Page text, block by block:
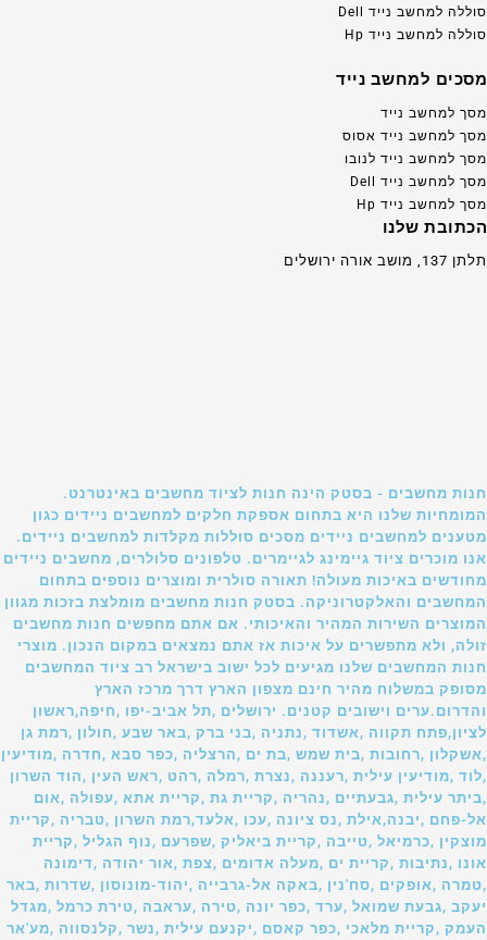
סוללה למחשב נייד Dell
סוללה למחשב נייד Hp
מסכים למחשב נייד
מסך למחשב נייד
מסך למחשב נייד אסוס
מסך למחשב נייד לנובו
מסך למחשב נייד Dell
מסך למחשב נייד Hp
הכתובת שלנו
תלתן 137, מושב אורה ירושלים
חנות מחשבים - בסטק הינה חנות לציוד מחשבים באינטרנט.
המומחיות שלנו היא בתחום אספקת חלקים למחשבים ניידים כגון
מטענים למחשבים ניידים מסכים סוללות מקלדות למחשבים ניידים.
אנו מוכרים ציוד גיימינג לגיימרים. טלפונים סלולרים, מחשבים ניידים
מחודשים באיכות מעולה! תאורה סולרית ומוצרים נוספים בתחום
המחשבים והאלקטרוניקה. בסטק חנות מחשבים מומלצת בזכות מגוון
המוצרים השירות המהיר והאיכותי. אם אתם מחפשים חנות מחשבים
זולה, ולא מתפשרים על איכות אז אתם נמצאים במקום הנכון. מוצרי
חנות המחשבים שלנו מגיעים לכל ישוב בישראל רב ציוד המחשבים
מסופק במשלוח מהיר חינם מצפון הארץ דרך מרכז הארץ
והדרום.ערים וישובים קטנים. ירושלים ,תל אביב-יפו ,חיפה,ראשון
לציון,פתח תקווה ,אשדוד ,נתניה ,בני ברק ,באר שבע ,חולון ,רמת גן
,אשקלון ,רחובות ,בית שמש ,בת ים ,הרצליה ,כפר סבא ,חדרה ,מודיעין
,לוד ,מודיעין עילית ,רעננה ,נצרת ,רמלה ,רהט ,ראש העין ,הוד השרון
,ביתר עילית ,גבעתיים ,נהריה ,קריית גת ,קריית אתא ,עפולה ,אום
אל-פחם ,יבנה,אילת ,נס ציונה ,עכו ,אלעד,רמת השרון ,טבריה ,קריית
מוצקין ,כרמיאל ,טייבה ,קריית ביאליק ,שפרעם ,נוף הגליל ,קריית
אונו ,נתיבות ,קריית ים ,מעלה אדומים ,צפת ,אור יהודה ,דימונה
,טמרה ,אופקים ,סח'נין ,באקה אל-גרבייה ,יהוד-מונוסון ,שדרות ,באר
יעקב ,גבעת שמואל ,ערד ,כפר יונה ,טירה ,עראבה ,טירת כרמל ,מגדל
העמק ,קריית מלאכי ,כפר קאסם ,יקנעם עילית ,נשר ,קלנסווה ,מע'אר